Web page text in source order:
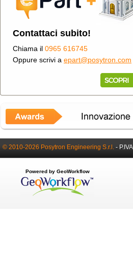
Contattaci subito!
Chiama il 0965 616745
Oppure scrivi a epart@posytron.com
© 2010-2026 Posytron Engineering S.r.l. -
Powered by GeoWorkflow